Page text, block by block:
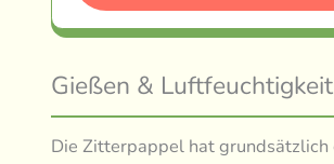
Gießen & Luftfeuchtigkeit
Die Zitterpappel hat grundsätzlich